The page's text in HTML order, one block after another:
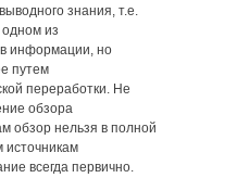
знания, т.е.
одном из
информации, но
путем
переработки. Не
обзора
обзор нельзя в полной
источникам
всегда первично.